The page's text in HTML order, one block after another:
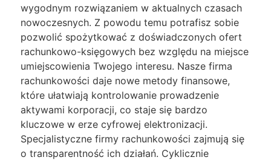
wygodnym rozwiązaniem w aktualnych czasach
nowoczesnych. Z powodu temu potrafisz sobie
pozwolić spożytkować z doświadczonych ofert
rachunkowo-księgowych bez względu na miejsce
umiejscowienia Twojego interesu. Nasze firma
rachunkowości daje nowe metody finansowe,
które ułatwiają kontrolowanie prowadzenie
aktywami korporacji, co staje się bardzo
kluczowe w erze cyfrowej elektronizacji.
Specjalistyczne firmy rachunkowości zajmują się
o transparentność ich działań. Cyklicznie